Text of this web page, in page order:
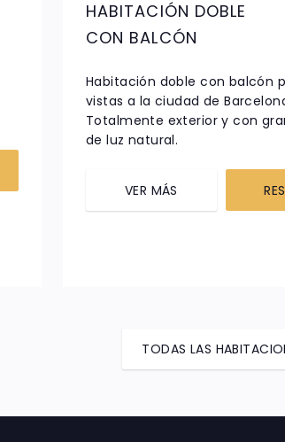
HABITACIÓN DOBLE
CON BALCÓN
Habitación doble con balcón
vistas a la ciudad de
Totalmente exterior y con
de luz natural.
VER MÁS
TODAS LAS